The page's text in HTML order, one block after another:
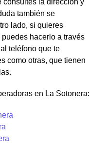
consultes la dirección y
también se
lado, si quieres
hacerlo a través
teléfono que te
como otras, que tienen
en La Sotonera: